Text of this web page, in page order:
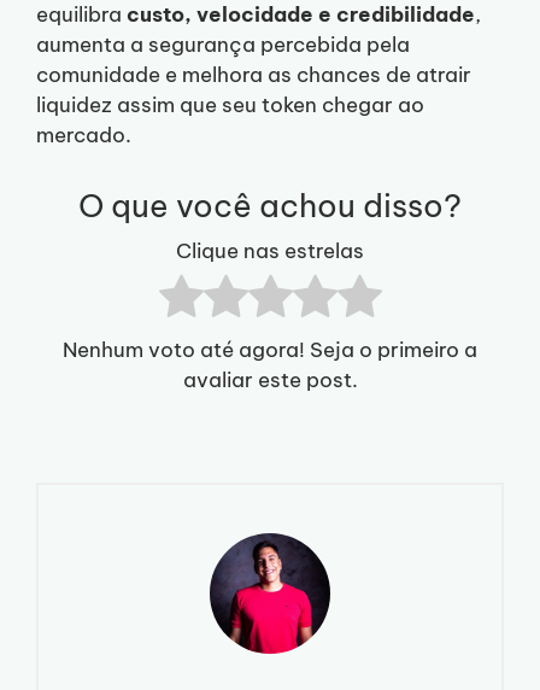
equilibra custo, velocidade e credibilidade,
aumenta a segurança percebida pela
comunidade e melhora as chances de atrair
liquidez assim que seu token chegar ao
mercado.
O que você achou disso?
Clique nas estrelas
Nenhum voto até agora! Seja o primeiro a
avaliar este post.